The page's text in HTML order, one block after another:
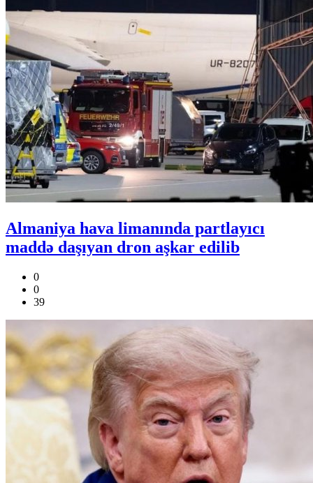
Almaniya hava limanında partlayıcı
maddə daşıyan dron aşkar edilib
0
0
39